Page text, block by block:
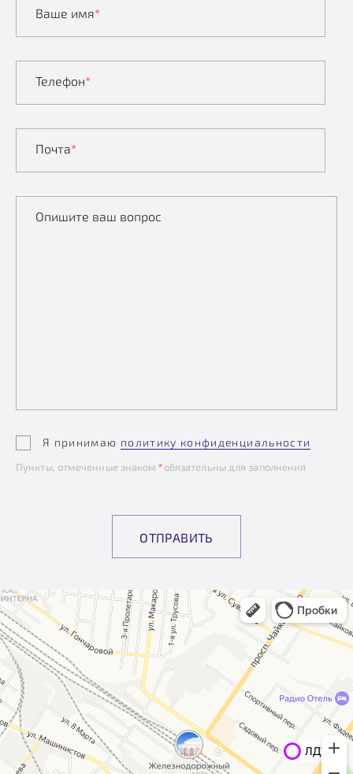
Ваше имя*
Телефон*
Почта*
Опишите ваш вопрос
Я принимаю политику конфиденциальности
Пункты, отмеченные знаком *обязательны для заполнения
ОТПРАВИТЬ